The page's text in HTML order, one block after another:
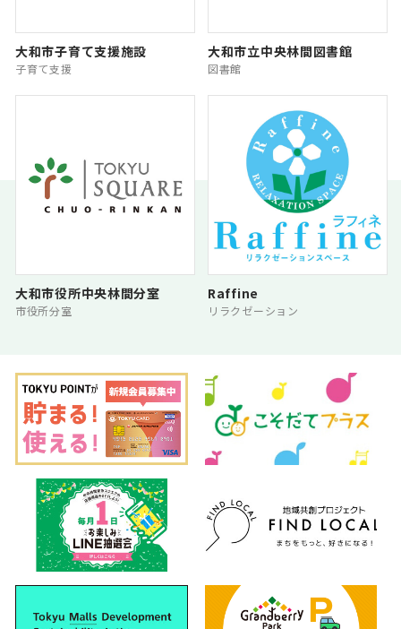
大和市子育て支援施設
子育て支援
大和市立中央林間図書館
図書館
大和市役所中央林間分室
市役所分室
Raffine
リラクゼーション